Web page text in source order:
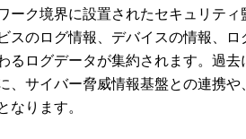
ク境界に設置されたセキュリティ
スのログ情報、デバイスの情報、
るログデータが集約されます。過去
、サイバー脅威情報基盤との連携
なります。